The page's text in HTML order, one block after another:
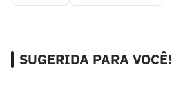
SUGERIDA PARA VOCÊ!